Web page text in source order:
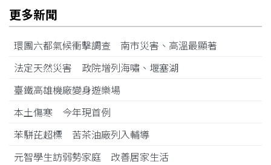
更多新聞
環團六都氣候衝擊調查 南市災害、高溫最顯著
法定天然災害 政院增列海嘯、堰塞湖
臺鐵高雄機廠變身遊樂場
本土傷寒 今年現首例
苯駢芘超標 苦茶油廠列入輔導
元智學生訪弱勢家庭 改善居家生活